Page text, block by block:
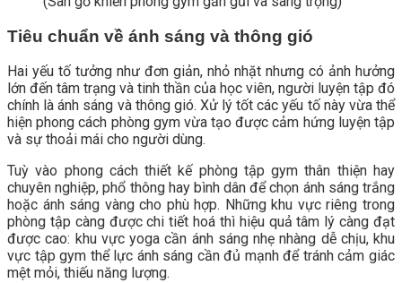
Tiêu chuẩn về ánh sáng và thông gió
Hai yếu tố tưởng như đơn giản, nhỏ nhặt nhưng có ảnh hưởng
lớn đến tâm trạng và tinh thần của học viên, người luyện tập đó
chính là ánh sáng và thông gió. Xử lý tốt các yếu tố này vừa thể
hiện phong cách phòng gym vừa tạo được cảm hứng luyện tập
và sự thoải mái cho người dùng.
Tuỳ vào phong cách thiết kế phòng tập gym thân thiện hay
chuyên nghiệp, phổ thông hay bình dân để chọn ánh sáng trắng
hoặc ánh sáng vàng cho phù hợp. Những khu vực riêng trong
phòng tập càng được chi tiết hoá thì hiệu quả tâm lý càng đạt
được cao: khu vực yoga cần ánh sáng nhẹ nhàng dễ chịu, khu
vực tập gym thể lực ánh sáng cần đủ mạnh để tránh cảm giác
mệt mỏi, thiếu năng lượng.